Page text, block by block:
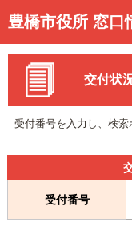
豊橋市役所 窓口
トップページ
事前予約
予約状況確認
待ち状況確認
交付状況確認
交付状
受付番号を入力し、検索
受付番号